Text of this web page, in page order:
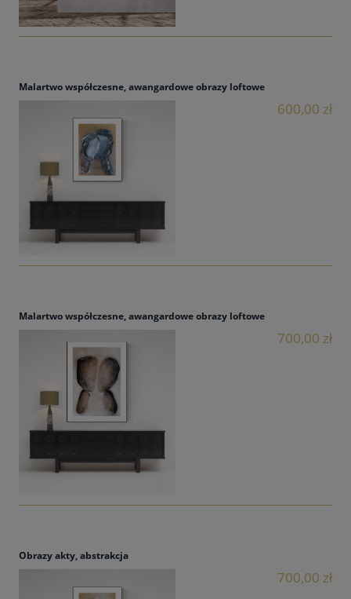
Malartwo współczesne, awangardowe obrazy loftowe
600,00 zł
Malartwo współczesne, awangardowe obrazy loftowe
700,00 zł
Obrazy akty, abstrakcja
700,00 zł